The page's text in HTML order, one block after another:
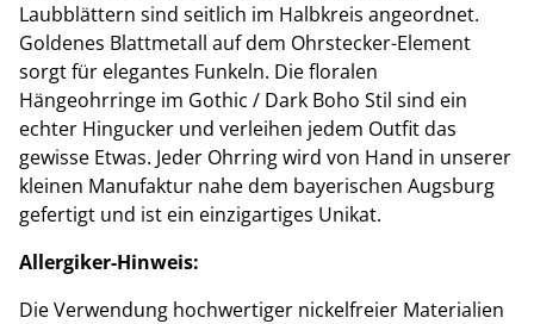
Laubblättern sind seitlich im Halbkreis angeordnet.
Goldenes Blattmetall auf dem Ohrstecker-Element
sorgt für elegantes Funkeln. Die floralen
Hängeohrringe im Gothic / Dark Boho Stil sind ein
echter Hingucker und verleihen jedem Outfit das
gewisse Etwas. Jeder Ohrring wird von Hand in unserer
kleinen Manufaktur nahe dem bayerischen Augsburg
gefertigt und ist ein einzigartiges Unikat.
Allergiker-Hinweis:
Die Verwendung hochwertiger nickelfreier Materialien